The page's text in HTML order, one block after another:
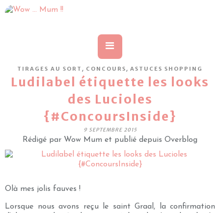
TIRAGES AU SORT , CONCOURS , ASTUCES SHOPPING
Ludilabel étiquette les looks
des Lucioles
{#ConcoursInside}
9 SEPTEMBRE 2015
Rédigé par Wow Mum et publié depuis Overblog
Olà mes jolis fauves !
Lorsque nous avons reçu le saint Graal, la confirmation